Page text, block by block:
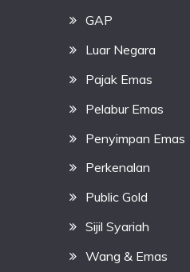
GAP
Luar Negara
Pajak Emas
Pelabur Emas
Penyimpan Emas
Perkenalan
Public Gold
Sijil Syariah
Wang & Emas